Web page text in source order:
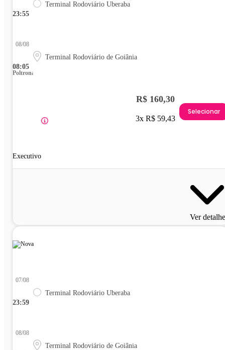
23:55
Terminal Rodoviário Uberaba
08:05
08/08
Terminal Rodoviário de Goiânia
Poltrona
Executivo
R$ 160,30
3x R$ 59,43
Selecionar
Ver
23:59
07/08
Terminal Rodoviário Uberaba
08/08
Terminal Rodoviário de Goiânia